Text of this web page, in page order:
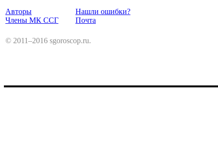
Авторы
Члены МК ССГ
Нашли ошибки?
Почта
© 2011–2016 sgoroscop.ru.